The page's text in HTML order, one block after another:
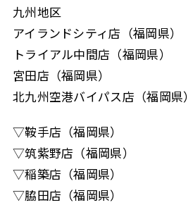
九州地区
アイランドシティ店（福岡県）
トライアル中間店（福岡県）
宮田店（福岡県）
北九州空港バイパス店（福岡県）
▽鞍手店（福岡県）
▽筑紫野店（福岡県）
▽稲築店（福岡県）
▽脇田店（福岡県）